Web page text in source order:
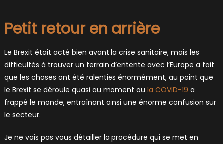
Petit retour en arrière
Le Brexit était acté bien avant la crise sanitaire, mais les
difficultés à trouver un terrain d’entente avec l’Europe a fait
que les choses ont été ralenties énormément, au point que
le Brexit se déroule quasi au moment ou la COVID-19 a
frappé le monde, entraînant ainsi une énorme confusion sur
le secteur.
Je ne vais pas vous détailler la procédure qui se met en